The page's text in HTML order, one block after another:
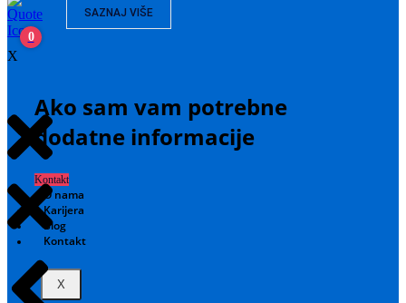
SAZNAJ VIŠE
Ako sam vam potrebne
dodatne informacije
Kontakt
O nama
Karijera
Blog
Kontakt
X
0
X